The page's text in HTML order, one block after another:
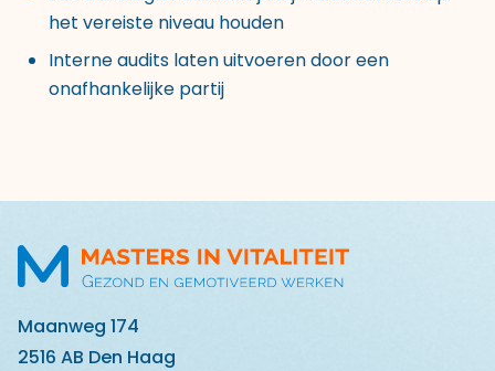
het vereiste niveau houden
Interne audits laten uitvoeren door een
onafhankelijke partij
Maanweg 174
2516 AB Den Haag